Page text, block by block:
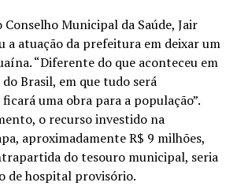
Municipal da Saúde, Jair
a atuação da prefeitura em deixar um
“Diferente do que aconteceu em
Brasil, em que tudo será
uma obra para a população”.
o recurso investido na
aproximadamente R$ 9 milhões,
do tesouro municipal, seria
de hospital provisório.